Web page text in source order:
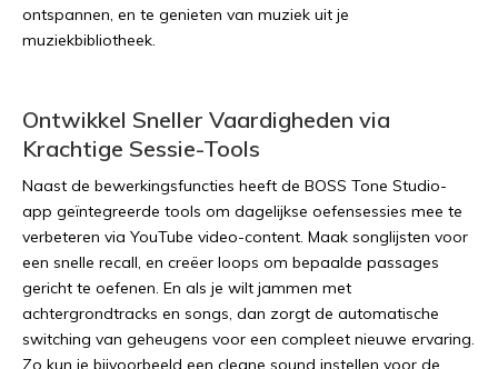
ontspannen, en te genieten van muziek uit je
muziekbibliotheek.
Ontwikkel Sneller Vaardigheden via
Krachtige Sessie-Tools
Naast de bewerkingsfuncties heeft de BOSS Tone Studio-
app geïntegreerde tools om dagelijkse oefensessies mee te
verbeteren via YouTube video-content. Maak songlijsten voor
een snelle recall, en creëer loops om bepaalde passages
gericht te oefenen. En als je wilt jammen met
achtergrondtracks en songs, dan zorgt de automatische
switching van geheugens voor een compleet nieuwe ervaring.
Zo kun je bijvoorbeeld een cleane sound instellen voor de